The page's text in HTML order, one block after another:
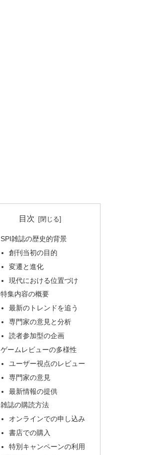
目次
SPI雑誌の歴史的背景
創刊当初の目的
変遷と進化
現代における位置づけ
特集内容の概要
最新のトレンドを追う
専門家の意見と分析
読者参加型の企画
ゲームレビューの多様性
ユーザー視点のレビュー
専門家の意見
最新情報の提供
雑誌の購読方法
オンラインでの申し込み
書店での購入
特別キャンペーンの利用